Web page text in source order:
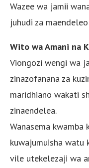
Wazee wa jamii
juhudi za
Wito wa Amani na
Viongozi wengi wa
zinazofanana za
maridhiano wakati
zinaendelea.
Wanasema kwamba
kuwajumuisha watu
vile utekelezaji wa